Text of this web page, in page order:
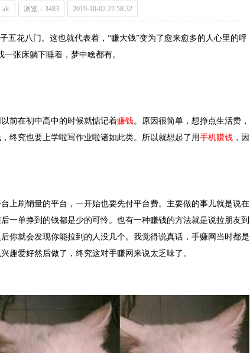
浏览：3483 2019-10-02 22:58:32
五花八门。这也就代表着，“赚大钱”变为了愈来愈多的人心里的呼
张床躺下睡着，梦中啥都有。
前在初中高中的时候就惦记着赚钱。原因很简单，想挣点生活费，
终究也要上学啦写作业啦诸如此类。所以就想起了用手机赚钱 ，因
上刷销量的平台，一开始也要先付平台费。主要做的事儿就是说在
一单挣到的钱都是少的可怜。也有一种赚钱的方法就是说拉朋友到
你就会发现你能拉到的人没几个。我觉得说真话，手赚网当时都是
趣爱好然后做了，终究这对手赚网来说太乏味了。